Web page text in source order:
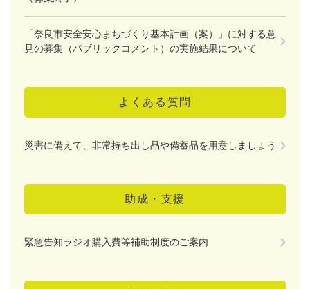
「奈良市安全安心まちづくり基本計画（案）」に対する意
見の募集（パブリックコメント）の実施結果について
よくある質問
災害に備えて、非常持ち出し品や備蓄品を用意しましょう
助成・支援
緊急告知ラジオ購入費等補助制度のご案内